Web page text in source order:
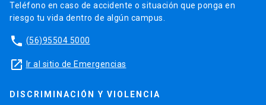
Teléfono en caso de accidente o situación que ponga en
riesgo tu vida dentro de algún campus.
phone (56)95504 5000
launch Ir al sitio de Emergencias
DISCRIMINACIÓN Y VIOLENCIA